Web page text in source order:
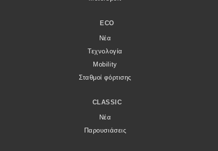
ECO
Νέα
Τεχνολογία
Mobility
Σταθμοί φόρτισης
CLASSIC
Νέα
Παρουσιάσεις